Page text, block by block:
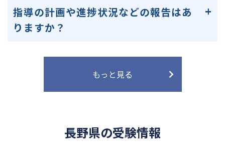
指導の計画や進捗状況などの報告はあ
りますか？
もっと見る
長野県の受験情報